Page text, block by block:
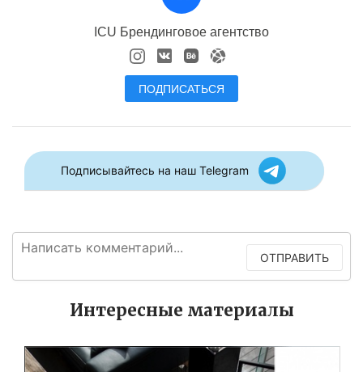
ICU Брендинговое агентство
ПОДПИСАТЬСЯ
Подписывайтесь на наш Telegram
ОТПРАВИТЬ
Интересные материалы